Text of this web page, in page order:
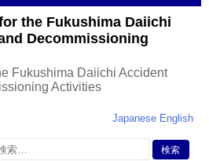
the Fukushima Daiichi
Decommissioning
Fukushima Daiichi Accident
Activities
Japanese English
: